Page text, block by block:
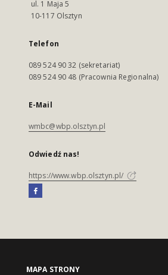
ul. 1 Maja 5
10-117 Olsztyn
Telefon
089 524 90 32 (sekretariat)
089 524 90 48 (Pracownia Regionalna)
E-Mail
wmbc@wbp.olsztyn.pl
Odwiedź nas!
https://www.wbp.olsztyn.pl/
MAPA STRONY